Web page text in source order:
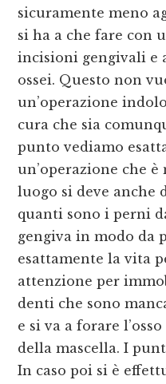
sicuramente meno
si ha a che fare con
incisioni gengivali e
ossei. Questo non
un’operazione
cura che sia
punto vediamo
un’operazione che
luogo si deve anche
quanti sono i perni
gengiva in modo da
esattamente la vita
attenzione per
denti che sono
e si va a forare
della mascella. I
In caso poi si è